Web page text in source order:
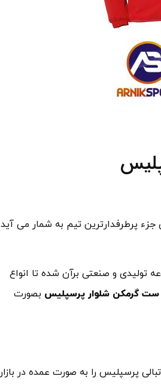
پرطرفدارترین تیم به شمار می آید
تولیدی و صنعتی برآن شده تا انواع
ست گرمکن شلوار پرسپلیس بصورت
پرسپلیس را به صورت عمده در بازار